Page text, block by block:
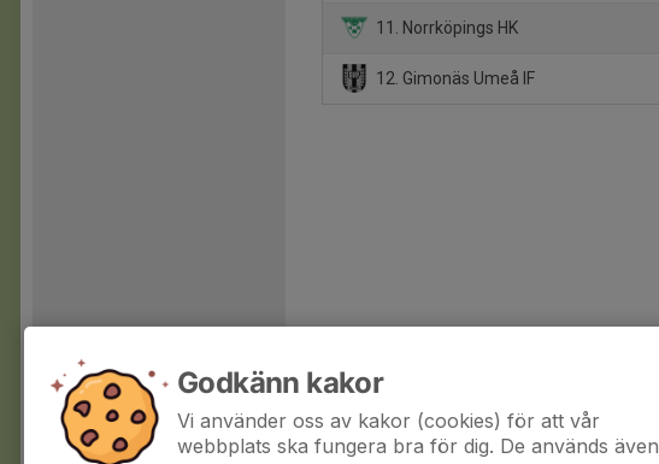
11. Norrköpings HK
12. Gimonäs Umeå IF
Godkänn kakor
Vi använder oss av kakor (cookies) för att vår
webbplats ska fungera bra för dig. De används även